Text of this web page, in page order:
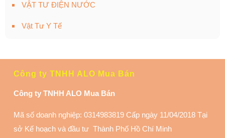
VẬT TƯ ĐIỆN NƯỚC
Vật Tư Y Tế
Công ty TNHH ALO Mua Bán
Công ty TNHH ALO Mua Bán
Mã số doanh nghiệp: 0314983819 Cấp ngày 11/04/2018 Tại
sở Kế hoạch và đầu tư Thành Phố Hồ Chí Minh